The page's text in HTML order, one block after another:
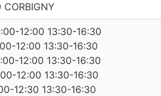
12:00 13:30-16:30
12:00 13:30-16:30
12:00 13:30-16:30
12:00 13:30-16:30
12:30 13:30-16:30